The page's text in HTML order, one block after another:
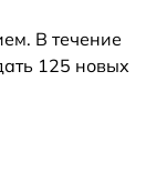
В течение
125 новых